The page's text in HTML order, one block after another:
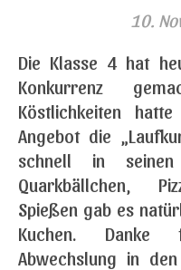
10.
Die Klasse 4 hat heute dem Schulessen echte
Konkurrenz
Köstlichkeiten
Angebot die
schnell in seinen
Quarkbällchen,
Spießen gab es
Kuchen. Danke
Abwechslung in